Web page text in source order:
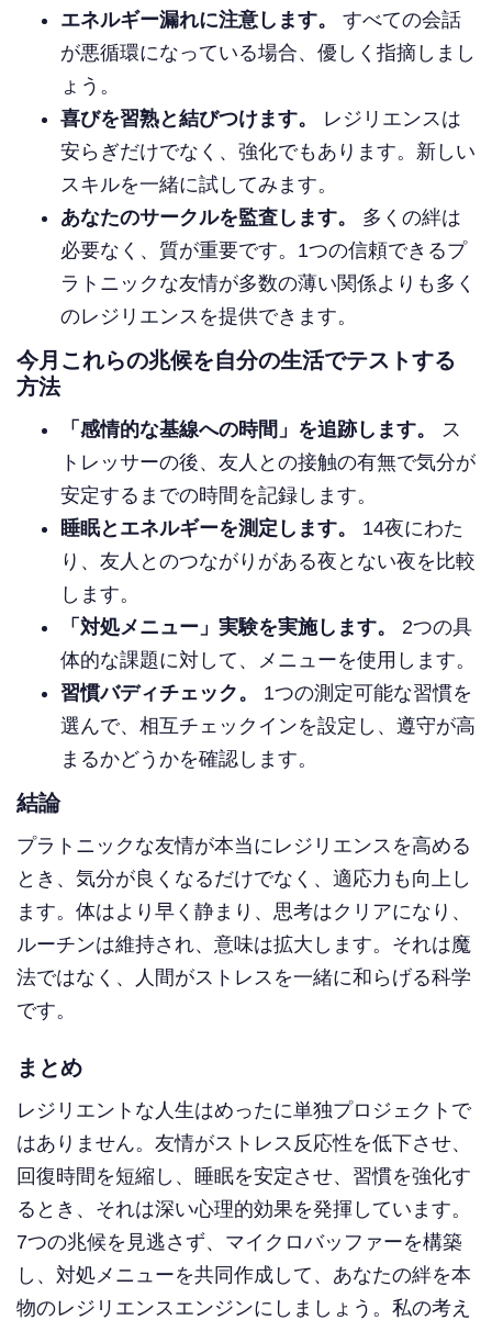
エネルギー漏れに注意します。
すべての会話
が悪循環になっている場合、優しく指摘しまし
ょう。
喜びを習熟と結びつけます。
レジリエンスは
安らぎだけでなく、強化でもあります。新しい
スキルを一緒に試してみます。
あなたのサークルを監査します。
多くの絆は
必要なく、質が重要です。1つの信頼できるプ
ラトニックな友情が多数の薄い関係よりも多く
のレジリエンスを提供できます。
今月これらの兆候を自分の生活でテストする
方法
「感情的な基線への時間」を追跡します。
ス
トレッサーの後、友人との接触の有無で気分が
安定するまでの時間を記録します。
睡眠とエネルギーを測定します。
14夜にわた
り、友人とのつながりがある夜とない夜を比較
します。
「対処メニュー」実験を実施します。
2つの具
体的な課題に対して、メニューを使用します。
習慣バディチェック。
1つの測定可能な習慣を
選んで、相互チェックインを設定し、遵守が高
まるかどうかを確認します。
結論
プラトニックな友情が本当にレジリエンスを高める
とき、気分が良くなるだけでなく、適応力も向上し
ます。体はより早く静まり、思考はクリアになり、
ルーチンは維持され、意味は拡大します。それは魔
法ではなく、人間がストレスを一緒に和らげる科学
です。
まとめ
レジリエントな人生はめったに単独プロジェクトで
はありません。友情がストレス反応性を低下させ、
回復時間を短縮し、睡眠を安定させ、習慣を強化す
るとき、それは深い心理的効果を発揮しています。
7つの兆候を見逃さず、マイクロバッファーを構築
し、対処メニューを共同作成して、あなたの絆を本
物のレジリエンスエンジンにしましょう。私の考え